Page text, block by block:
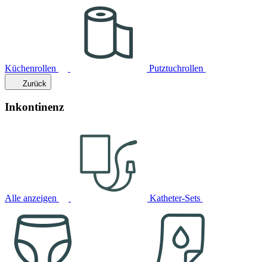
Küchenrollen Putztuchrollen
Zurück
Inkontinenz
Alle anzeigen Katheter-Sets